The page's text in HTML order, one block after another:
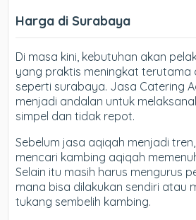
Harga di Surabaya
Di masa kini, kebutuhan akan
yang praktis meningkat
seperti surabaya. Jasa Catering
menjadi andalan untuk
simpel dan tidak repot.
Sebelum jasa aqiqah menjadi
mencari kambing aqiqah
Selain itu masih harus mengurus
mana bisa dilakukan sendiri atau
tukang sembelih kambing.